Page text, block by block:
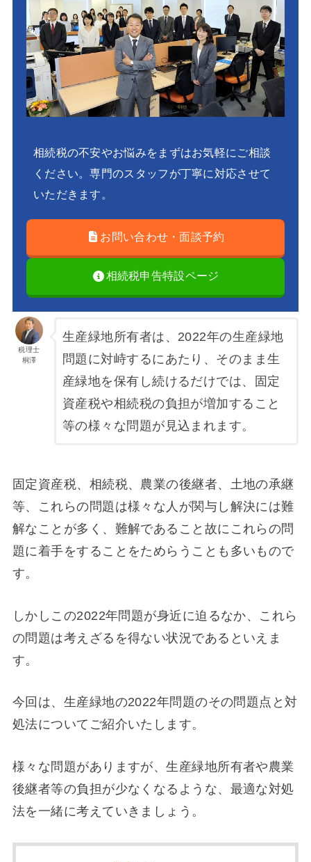
相続税の不安やお悩みをまずはお気軽にご相談
ください。専門のスタッフが丁寧に対応させて
いただきます。
お問い合わせ・面談予約
相続税申告特設ページ
税理士
桐澤
生産緑地所有者は、2022年の生産緑地
問題に対峙するにあたり、そのまま生
産緑地を保有し続けるだけでは、固定
資産税や相続税の負担が増加すること
等の様々な問題が見込まれます。
固定資産税、相続税、農業の後継者、土地の承継
等、これらの問題は様々な人が関与し解決には難
解なことが多く、難解であること故にこれらの問
題に着手をすることをためらうことも多いもので
す。
しかしこの2022年問題が身近に迫るなか、これら
の問題は考えざるを得ない状況であるといえま
す。
今回は、生産緑地の2022年問題のその問題点と対
処法についてご紹介いたします。
様々な問題がありますが、生産緑地所有者や農業
後継者等の負担が少なくなるような、最適な対処
法を一緒に考えていきましょう。